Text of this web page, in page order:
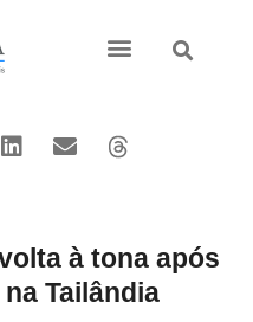
à tona após
Tailândia